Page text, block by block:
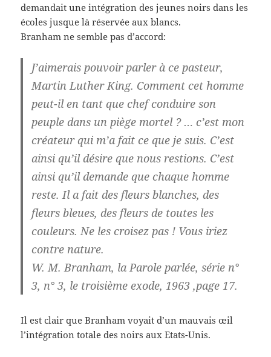
demandait une intégration des jeunes noirs dans les
écoles jusque là réservée aux blancs.
Branham ne semble pas d’accord:
J’aimerais pouvoir parler à ce pasteur,
Martin Luther King. Comment cet homme
peut-il en tant que chef conduire son
peuple dans un piège mortel ? … c’est mon
créateur qui m’a fait ce que je suis. C’est
ainsi qu’il désire que nous restions. C’est
ainsi qu’il demande que chaque homme
reste. Il a fait des fleurs blanches, des
fleurs bleues, des fleurs de toutes les
couleurs. Ne les croisez pas ! Vous iriez
contre nature.
W. M. Branham, la Parole parlée, série n°
3, n° 3, le troisième exode, 1963 ,page 17.
Il est clair que Branham voyait d’un mauvais œil
l’intégration totale des noirs aux Etats-Unis.